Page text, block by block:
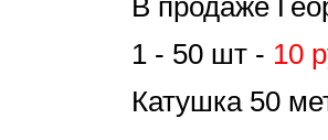
В продаже
1 - 50 шт - 10
Катушка 50